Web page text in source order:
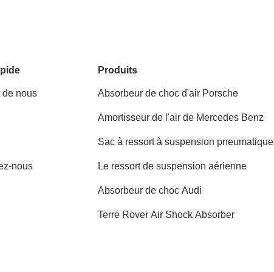
de nous
nous
Produits
Absorbeur de choc d'air Porsche
Amortisseur de l'air de Mercedes Benz
Sac à ressort à suspension pneumatique
Le ressort de suspension aérienne
Absorbeur de choc Audi
Terre Rover Air Shock Absorber